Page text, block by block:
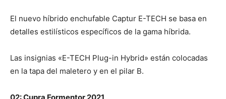
El nuevo híbrido enchufable Captur E-TECH se basa en
detalles estilísticos específicos de la gama híbrida.
Las insignias «E-TECH Plug-in Hybrid» están colocadas
en la tapa del maletero y en el pilar B.
02: Cupra Formentor 2021